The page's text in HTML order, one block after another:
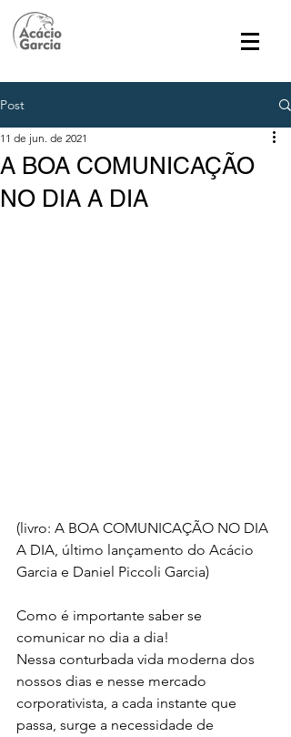
Post
A BOA COMUNICAÇÃO
NO DIA A DIA
11 de jun. de 2021
(livro: A BOA COMUNICAÇÃO NO DIA
A DIA, último lançamento do Acácio
Garcia e Daniel Piccoli Garcia)
Como é importante saber se
comunicar no dia a dia!
Nessa conturbada vida moderna dos
nossos dias e nesse mercado
corporativista, a cada instante que
passa, surge a necessidade de